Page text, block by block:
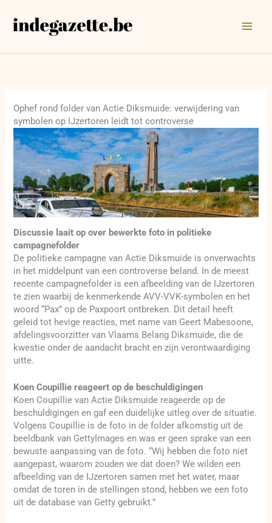
naar
Ophef rond folder van Actie Diksmuide: verwijdering van
symbolen op IJzertoren leidt tot controverse
Discussie laait op over bewerkte foto in politieke
campagnefolder
De politieke campagne van Actie Diksmuide is onverwachts
in het middelpunt van een controverse beland. In de meest
recente campagnefolder is een afbeelding van de IJzertoren
te zien waarbij de kenmerkende AVV-VVK-symbolen en het
woord “Pax” op de Paxpoort ontbreken. Dit detail heeft
geleid tot hevige reacties, met name van Geert Mabesoone,
afdelingsvoorzitter van Vlaams Belang Diksmuide, die de
kwestie onder de aandacht bracht en zijn verontwaardiging
uitte.
Koen Coupillie reageert op de beschuldigingen
Koen Coupillie van Actie Diksmuide reageerde op de
beschuldigingen en gaf een duidelijke uitleg over de situatie.
Volgens Coupillie is de foto in de folder afkomstig uit de
beeldbank van GettyImages en was er geen sprake van een
bewuste aanpassing van de foto. “Wij hebben die foto niet
aangepast, waarom zouden we dat doen? We wilden een
afbeelding van de IJzertoren samen met het water, maar
omdat de toren in de stellingen stond, hebben we een foto
uit de database van Getty gebruikt.”